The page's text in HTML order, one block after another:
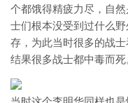
个都饿得精疲力尽，自
士们根本没受到过什么
存，为此当时很多的战
结果很多战士都中毒而死